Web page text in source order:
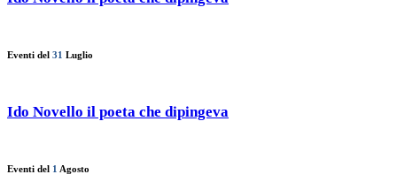
Eventi del 31 Luglio
Ido Novello il poeta che dipingeva
Eventi del 1 Agosto